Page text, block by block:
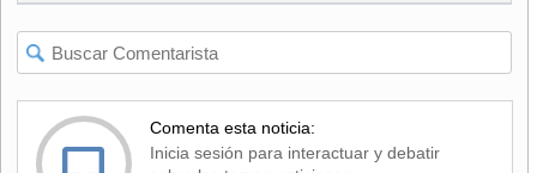
Comenta esta noticia:
Inicia sesión para interactuar y debatir